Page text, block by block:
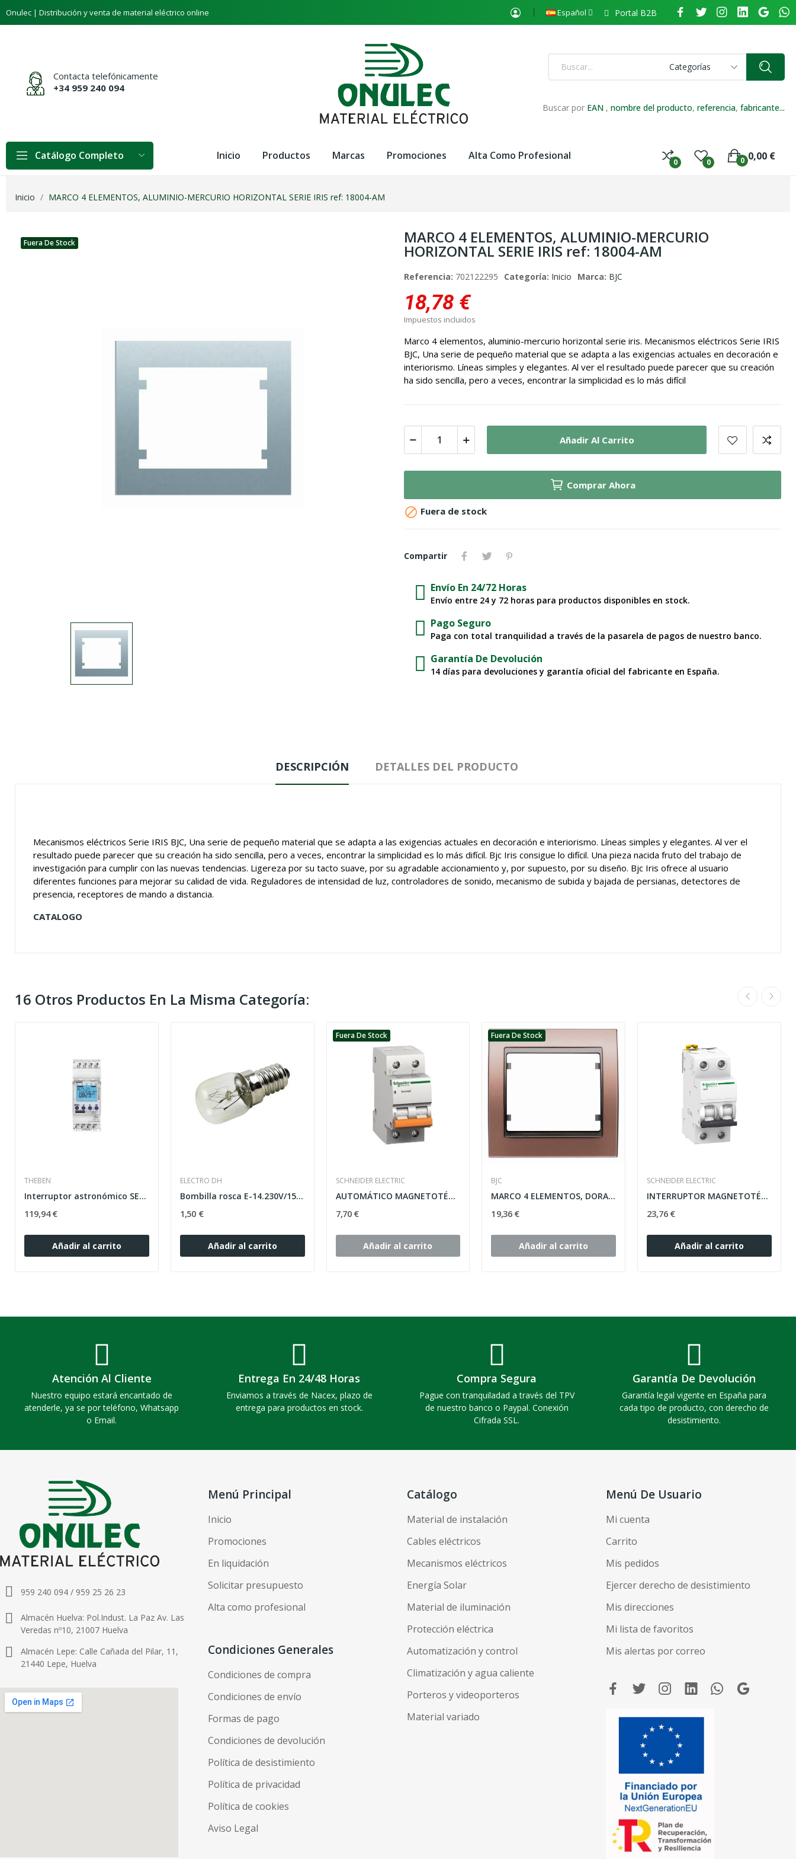
Onulec | Distribución y venta de material eléctrico online Español Portal B2B
Contacta telefónicamente
+34 959 240 094
Categorías
Buscar por EAN ,nombre del producto,referencia,fabricante...
Catálogo Completo Inicio Productos Marcas Promociones Alta Como Profesional
0 0 0,00 €
0
Inicio MARCO 4 ELEMENTOS, ALUMINIO-MERCURIO HORIZONTAL SERIE IRIS ref: 18004-AM
Fuera De Stock MARCO 4 ELEMENTOS, ALUMINIO-MERCURIO
HORIZONTAL SERIE IRIS ref: 18004-AM
Referencia: 702122295 Categoría: Inicio Marca: BJC
18,78 €
Impuestos incluidos
Marco 4 elementos, aluminio-mercurio horizontal serie iris. Mecanismos eléctricos Serie IRIS
BJC, Una serie de pequeño material que se adapta a las exigencias actuales en decoración e
interiorismo. Líneas simples y elegantes. Al ver el resultado puede parecer que su creación
ha sido sencilla, pero a veces, encontrar la simplicidad es lo más difícil
Añadir Al Carrito
Comprar Ahora
 Fuera de stock
Compartir
Envío En 24/72 Horas
Envío entre 24 y 72 horas para productos disponibles en stock.
Pago Seguro
Paga con total tranquilidad a través de la pasarela de pagos de nuestro banco.
Garantía De Devolución
14 días para devoluciones y garantía oficial del fabricante en España.
DESCRIPCIÓN DETALLES DEL PRODUCTO
Mecanismos eléctricos Serie IRIS BJC, Una serie de pequeño material que se adapta a las exigencias actuales en decoración e interiorismo. Líneas simples y elegantes. Al ver el
resultado puede parecer que su creación ha sido sencilla, pero a veces, encontrar la simplicidad es lo más difícil. Bjc Iris consigue lo difícil. Una pieza nacida fruto del trabajo de
investigación para cumplir con las nuevas tendencias. Ligereza por su tacto suave, por su agradable accionamiento y, por supuesto, por su diseño. Bjc Iris ofrece al usuario
diferentes funciones para mejorar su calidad de vida. Reguladores de intensidad de luz, controladores de sonido, mecanismo de subida y bajada de persianas, detectores de
presencia, receptores de mando a distancia.
CATALOGO
16 Otros Productos En La Misma Categoría:
THEBEN
Interruptor astronómico SELEKTA 174 top3 RC con...
119,94 €
Añadir al carrito
ELECTRO DH
Bombilla rosca E-14.230V/15W.300 ºC.HORN
1,50 €
Añadir al carrito
Fuera De Stock
SCHNEIDER ELECTRIC
AUTOMÁTICO MAGNETOTÉRMICO 1P+N 10A DOMAE...
7,70 €
Añadir al carrito
Fuera De Stock
BJC
MARCO 4 ELEMENTOS, DORADO-TOSTADO HORIZONTAL...
19,36 €
Añadir al carrito
SCHNEIDER ELECTRIC
INTERRUPTOR MAGNETOTÉRMICO 2P 32A A9K17232...
23,76 €
Añadir al carrito
Atención Al Cliente
Nuestro equipo estará encantado de
atenderle, ya se por teléfono, Whatsapp
o Email.
Entrega En 24/48 Horas
Enviamos a través de Nacex, plazo de
entrega para productos en stock.
Compra Segura
Pague con tranquiladad a través del TPV
de nuestro banco o Paypal. Conexión
Cifrada SSL.
Garantía De Devolución
Garantía legal vigente en España para
cada tipo de producto, con derecho de
desistimiento.
959 240 094 / 959 25 26 23
Almacén Huelva: Pol.Indust. La Paz Av. Las
Veredas nº10, 21007 Huelva
Almacén Lepe: Calle Cañada del Pilar, 11,
21440 Lepe, Huelva
Menú Principal
Inicio
Promociones
En liquidación
Solicitar presupuesto
Alta como profesional
Condiciones Generales
Condiciones de compra
Condiciones de envío
Formas de pago
Condiciones de devolución
Política de desistimiento
Política de privacidad
Política de cookies
Aviso Legal
Catálogo
Material de instalación
Cables eléctricos
Mecanismos eléctricos
Energía Solar
Material de iluminación
Protección eléctrica
Automatización y control
Climatización y agua caliente
Porteros y videoporteros
Material variado
Menú De Usuario
Mi cuenta
Carrito
Mis pedidos
Ejercer derecho de desistimiento
Mis direcciones
Mi lista de favoritos
Mis alertas por correo